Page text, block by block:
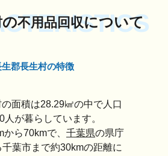
の不用品回収について
生郡長生村の特徴
面積は28.29㎢の中で人口
人が暮らしています。
ら70kmで、 千葉県の県庁
葉市まで約30kmの距離に